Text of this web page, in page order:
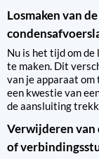
Losmaken van de luchtafvoerslang of
Nu is het tijd om
te maken. Dit
van je apparaat om
een kwestie van
de aansluiting
Verwijderen van de wasdroger van eventuele stapelkit
of